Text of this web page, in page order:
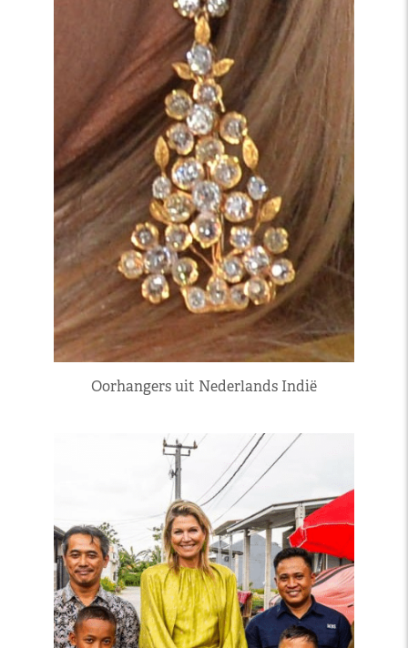
Oorhangers uit Nederlands Indië